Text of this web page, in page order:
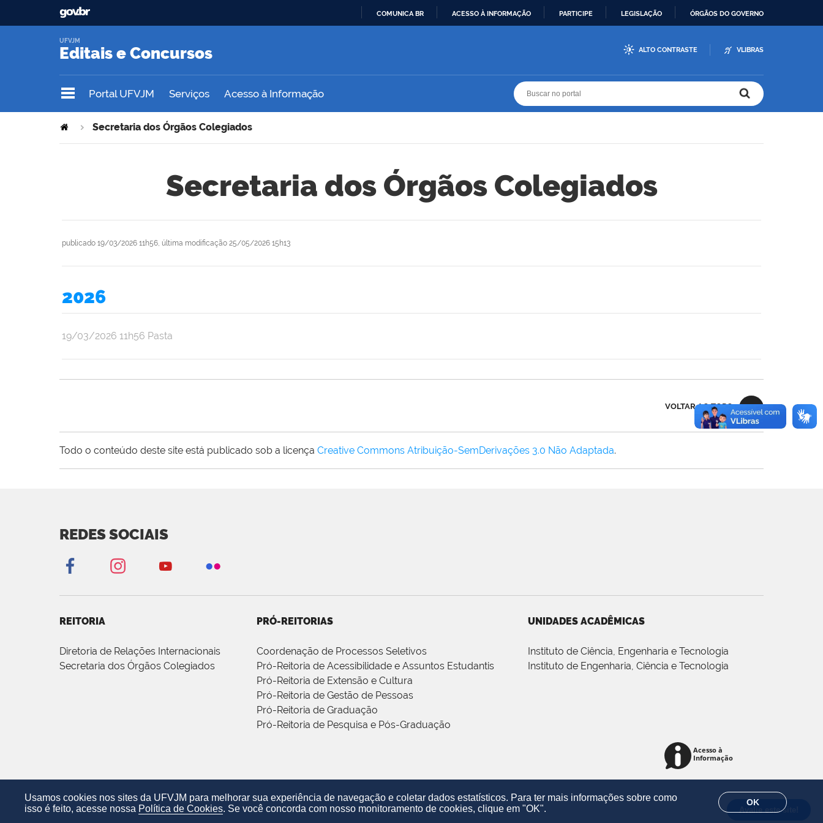
Usamos cookies nos sites da UFVJM para melhorar sua experiência de navegação e coletar dados estatísticos. Para ter mais informações sobre como
isso é feito, acesse nossa Política de Cookies. Se você concorda com nosso monitoramento de cookies, clique em "OK".
OK
COMUNICA BR ACESSO À INFORMAÇÃO PARTICIPE LEGISLAÇÃO ÓRGÃOS DO GOVERNO
Editais e Concursos
UFVJM
ALTO CONTRASTE VLIBRAS
Portal UFVJM Serviços Acesso à Informação
Secretaria dos Órgãos Colegiados
Secretaria dos Órgãos Colegiados
publicado 19/03/2026 11h56, última modificação 25/05/2026 15h13
2026
publicado
19/03/2026 11h56 Pasta
VOLTAR AO TOPO
Todo o conteúdo deste site está publicado sob a licença Creative Commons Atribuição-SemDerivações 3.0 Não Adaptada.
REDES SOCIAIS
REITORIA
Diretoria de Relações Internacionais
Secretaria dos Órgãos Colegiados
PRÓ-REITORIAS
Coordenação de Processos Seletivos
Pró-Reitoria de Acessibilidade e Assuntos Estudantis
Pró-Reitoria de Extensão e Cultura
Pró-Reitoria de Gestão de Pessoas
Pró-Reitoria de Graduação
Pró-Reitoria de Pesquisa e Pós-Graduação
UNIDADES ACADÊMICAS
Instituto de Ciência, Engenharia e Tecnologia
Instituto de Engenharia, Ciência e Tecnologia
Avalie este site!